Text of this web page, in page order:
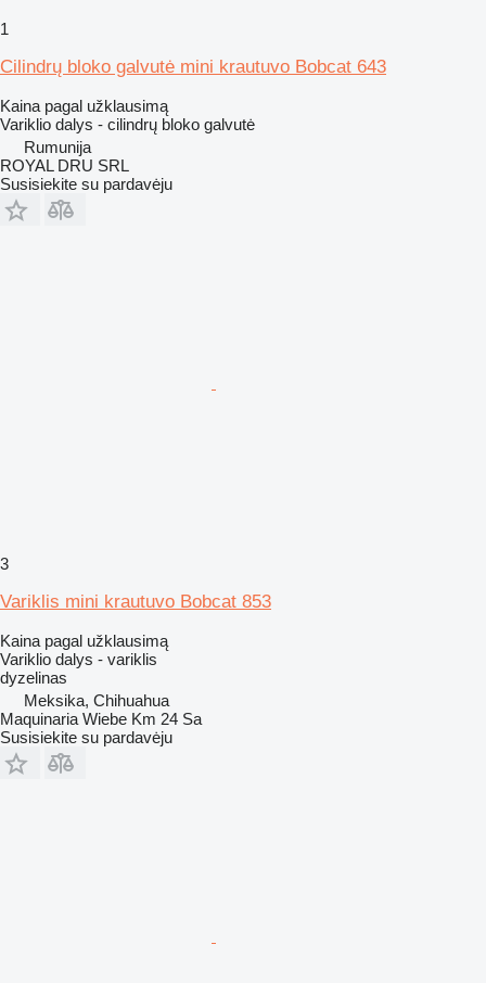
1
Cilindrų bloko galvutė mini krautuvo Bobcat 643
Kaina pagal užklausimą
Variklio dalys - cilindrų bloko galvutė
Rumunija
ROYAL DRU SRL
Susisiekite su pardavėju
3
Variklis mini krautuvo Bobcat 853
Kaina pagal užklausimą
Variklio dalys - variklis
dyzelinas
Meksika, Chihuahua
Maquinaria Wiebe Km 24 Sa
Susisiekite su pardavėju